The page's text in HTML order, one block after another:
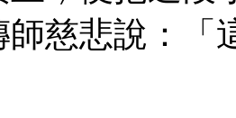
慈悲說：「